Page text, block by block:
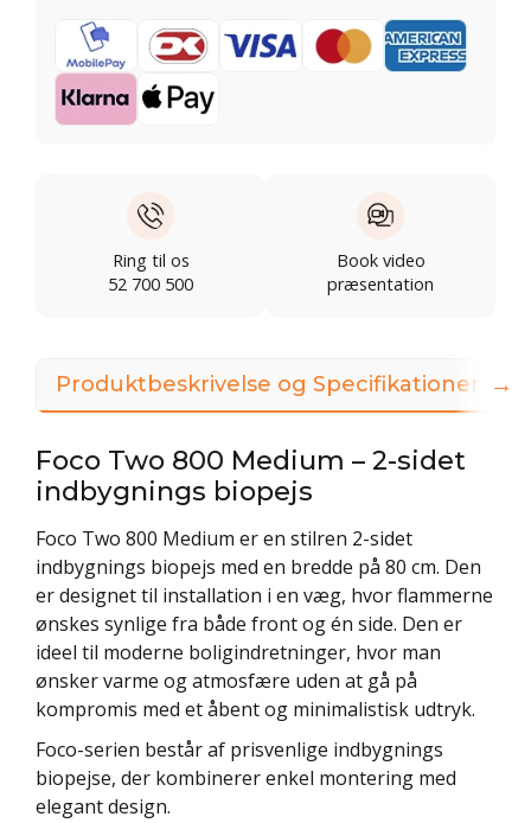
Ring til os
52 700 500
Book video
præsentation
Produktbeskrivelse og Specifikationer
Foco Two 800 Medium – 2-sidet
indbygnings biopejs
Foco Two 800 Medium er en stilren 2-sidet
indbygnings biopejs med en bredde på 80 cm. Den
er designet til installation i en væg, hvor flammerne
ønskes synlige fra både front og én side. Den er
ideel til moderne boligindretninger, hvor man
ønsker varme og atmosfære uden at gå på
kompromis med et åbent og minimalistisk udtryk.
Foco-serien består af prisvenlige indbygnings
biopejse, der kombinerer enkel montering med
elegant design.
→